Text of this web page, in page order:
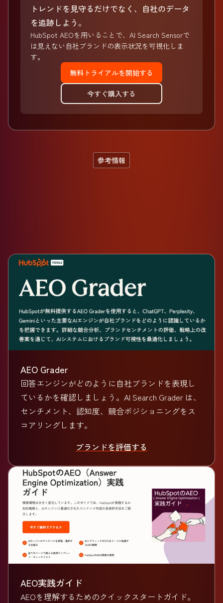
トレンドを見守るだけでなく、自社のデータ
を追跡しよう。
HubSpot AEOを用いることで、AI Search Sensorで
は見えない自社ブランドの表示状況を可視化しま
す。
無料トライアルを開始する
今すぐ購入する
参考情報
AEO Grader
回答エンジンがどのように自社ブランドを表現し
ているかを確認しましょう。AI Search Grader は、
センチメント、認知度、競合ポジショニングをス
コアリングします。
ブランドを評価する
AEO実践ガイド
AEOを理解するためのクイックスタートガイド。